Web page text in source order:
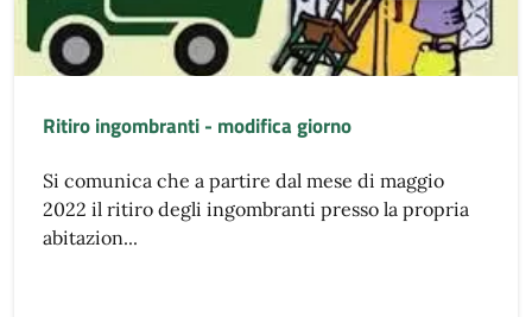
Ritiro ingombranti - modifica giorno
Si comunica che a partire dal mese di maggio
2022 il ritiro degli ingombranti presso la propria
abitazion...